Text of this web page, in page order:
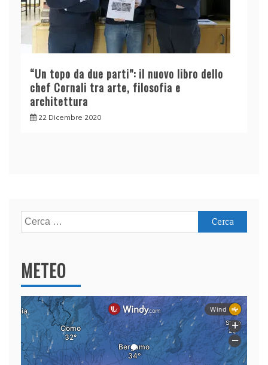
“Un topo da due parti”: il nuovo libro dello
chef Cornali tra arte, filosofia e
architettura
22 Dicembre 2020
Ricerca
per:
METEO